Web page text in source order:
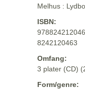
Melhus :
ISBN:
8242120463
Omfang:
3 plater (CD)
Form/genre: